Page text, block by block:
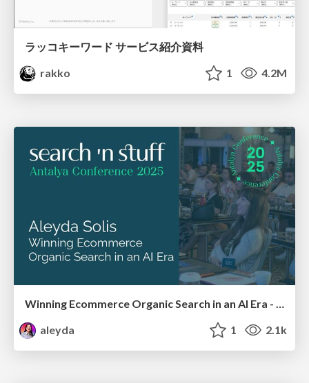
ラッコキーワード サービス紹介資料
rakko
1 4.2M
Winning Ecommerce Organic Search in an AI Era - #searchnstuff2025
aleyda
1 2.1k